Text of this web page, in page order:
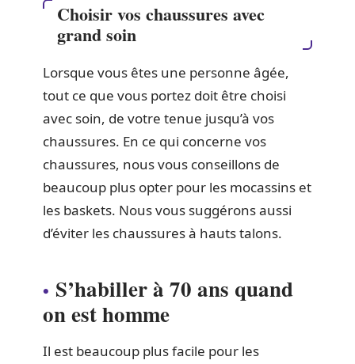
Choisir vos chaussures avec
grand soin
Lorsque vous êtes une personne âgée,
tout ce que vous portez doit être choisi
avec soin, de votre tenue jusqu’à vos
chaussures. En ce qui concerne vos
chaussures, nous vous conseillons de
beaucoup plus opter pour les mocassins et
les baskets. Nous vous suggérons aussi
d’éviter les chaussures à hauts talons.
S’habiller à 70 ans quand
on est homme
Il est beaucoup plus facile pour les